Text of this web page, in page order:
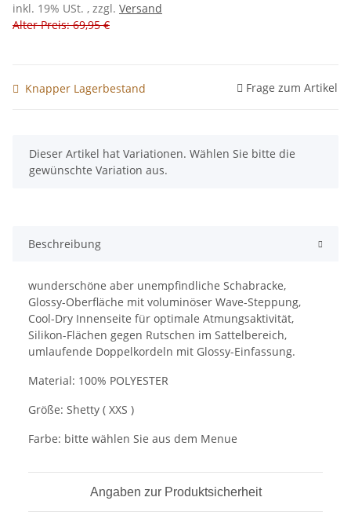
inkl. 19% USt. , zzgl. Versand
Alter Preis: 69,95 €
Knapper Lagerbestand Frage zum Artikel
x
Dieser Artikel hat Variationen. Wählen Sie bitte die
gewünschte Variation aus.
Beschreibung
wunderschöne aber unempfindliche Schabracke,
Glossy-Oberfläche mit voluminöser Wave-Steppung,
Cool-Dry Innenseite für optimale Atmungsaktivität,
Silikon-Flächen gegen Rutschen im Sattelbereich,
umlaufende Doppelkordeln mit Glossy-Einfassung.
Material: 100% POLYESTER
Größe: Shetty ( XXS )
Farbe: bitte wählen Sie aus dem Menue
Angaben zur Produktsicherheit